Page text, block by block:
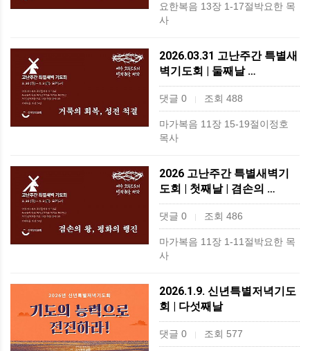
요한복음 13장 1-17절박요한 목
사
2026.03.31 고난주간 특별새
벽기도회 | 둘째날 …
댓글 0 | 조회 488
마가복음 11장 15-19절이정호
목사
2026 고난주간 특별새벽기
도회 | 첫째날 | 겸손의 …
댓글 0 | 조회 486
마가복음 11장 1-11절박요한 목
사
2026.1.9. 신년특별저녁기도
회 | 다섯째날
댓글 0 | 조회 577